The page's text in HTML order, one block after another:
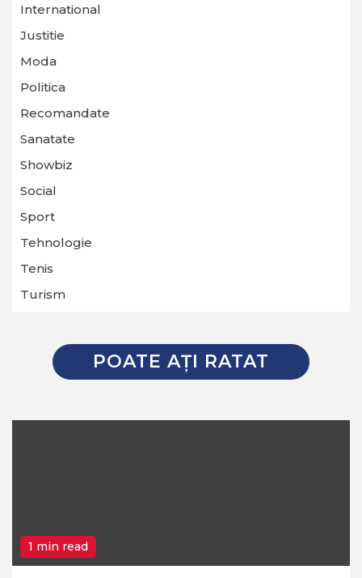
International
Justitie
Moda
Politica
Recomandate
Sanatate
Showbiz
Social
Sport
Tehnologie
Tenis
Turism
POATE AŢI RATAT
1 min read